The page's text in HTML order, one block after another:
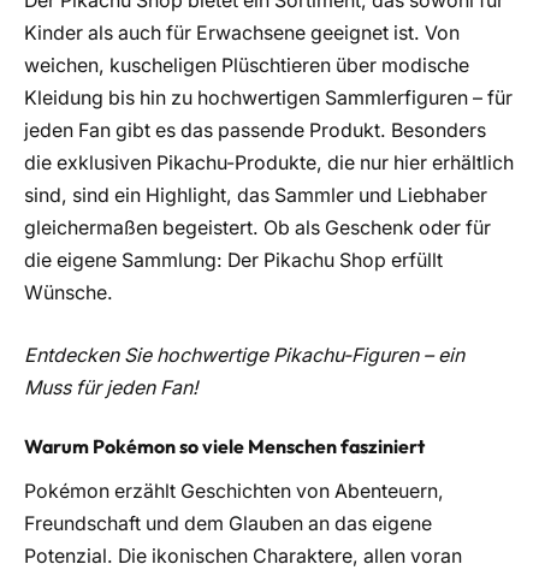
Kinder als auch für Erwachsene geeignet ist. Von
weichen, kuscheligen Plüschtieren über modische
Kleidung bis hin zu hochwertigen Sammlerfiguren – für
jeden Fan gibt es das passende Produkt. Besonders
die exklusiven Pikachu-Produkte, die nur hier erhältlich
sind, sind ein Highlight, das Sammler und Liebhaber
gleichermaßen begeistert. Ob als Geschenk oder für
die eigene Sammlung: Der Pikachu Shop erfüllt
Wünsche.
Entdecken Sie hochwertige Pikachu-Figuren – ein
Muss für jeden Fan!
Warum Pokémon so viele Menschen fasziniert
Pokémon erzählt Geschichten von Abenteuern,
Freundschaft und dem Glauben an das eigene
Potenzial. Die ikonischen Charaktere, allen voran